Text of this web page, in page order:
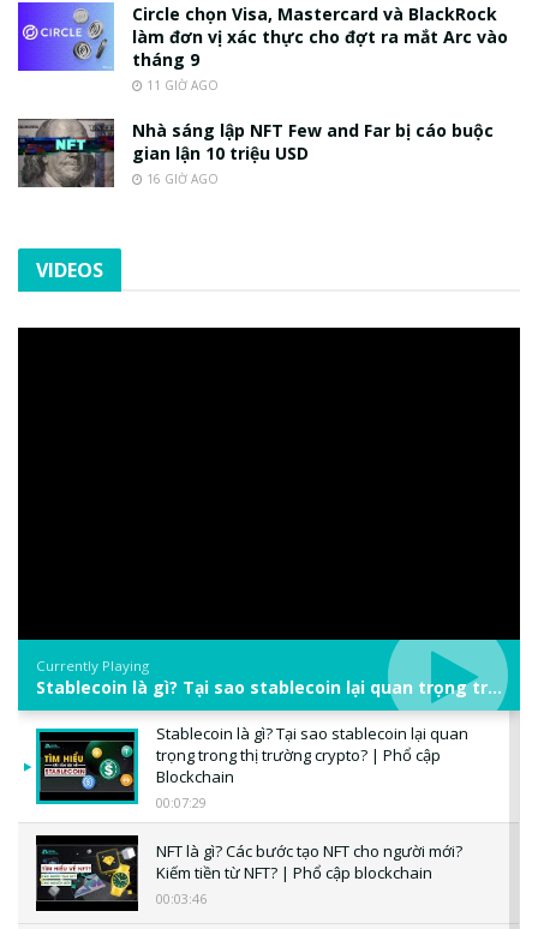
Circle chọn Visa, Mastercard và BlackRock
làm đơn vị xác thực cho đợt ra mắt Arc vào
tháng 9
11 GIỜ AGO
Nhà sáng lập NFT Few and Far bị cáo buộc
gian lận 10 triệu USD
16 GIỜ AGO
VIDEOS
Currently Playing
Stablecoin là gì? Tại sao stablecoin lại quan trọng trong thị trường crypto? | Phổ cập Blockchain
Stablecoin là gì? Tại sao stablecoin lại quan
trọng trong thị trường crypto? | Phổ cập
Blockchain
00:07:29
NFT là gì? Các bước tạo NFT cho người mới?
Kiếm tiền từ NFT? | Phổ cập blockchain
00:03:46